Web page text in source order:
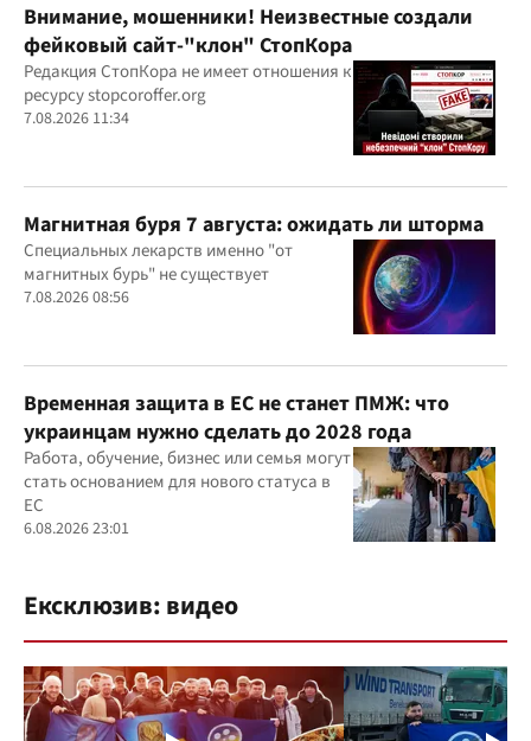
Внимание, мошенники! Неизвестные создали
фейковый сайт-"клон" СтопКора
Редакция СтопКора не имеет отношения к
ресурсу stopcoroffer.org
7.08.2026 11:34
Магнитная буря 7 августа: ожидать ли шторма
Специальных лекарств именно "от
магнитных бурь" не существует
7.08.2026 08:56
Временная защита в ЕС не станет ПМЖ: что
украинцам нужно сделать до 2028 года
Работа, обучение, бизнес или семья могут
стать основанием для нового статуса в
ЕС
6.08.2026 23:01
Ексклюзив: видео